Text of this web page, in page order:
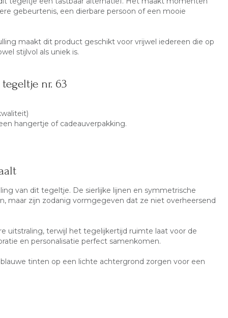
gebeurtenis, een dierbare persoon of een mooie
maakt dit product geschikt voor vrijwel iedereen die op
stijlvol als uniek is.
nr. 63
hangertje of cadeauverpakking.
van dit tegeltje. De sierlijke lijnen en symmetrische
maar zijn zodanig vormgegeven dat ze niet overheersend
uitstraling, terwijl het tegelijkertijd ruimte laat voor de
en personalisatie perfect samenkomen.
tinten op een lichte achtergrond zorgen voor een